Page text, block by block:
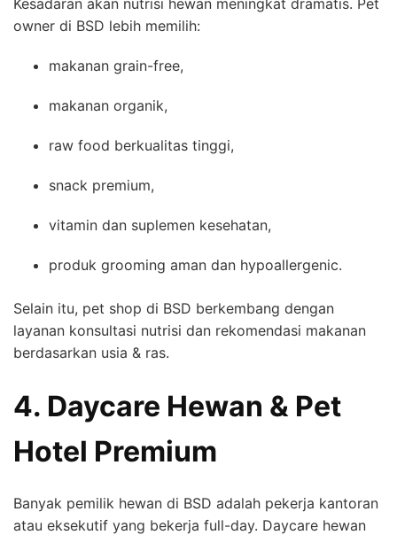
Kesadaran akan nutrisi hewan meningkat dramatis. Pet
owner di BSD lebih memilih:
makanan grain-free,
makanan organik,
raw food berkualitas tinggi,
snack premium,
vitamin dan suplemen kesehatan,
produk grooming aman dan hypoallergenic.
Selain itu, pet shop di BSD berkembang dengan
layanan konsultasi nutrisi dan rekomendasi makanan
berdasarkan usia & ras.
4. Daycare Hewan & Pet
Hotel Premium
Banyak pemilik hewan di BSD adalah pekerja kantoran
atau eksekutif yang bekerja full-day. Daycare hewan